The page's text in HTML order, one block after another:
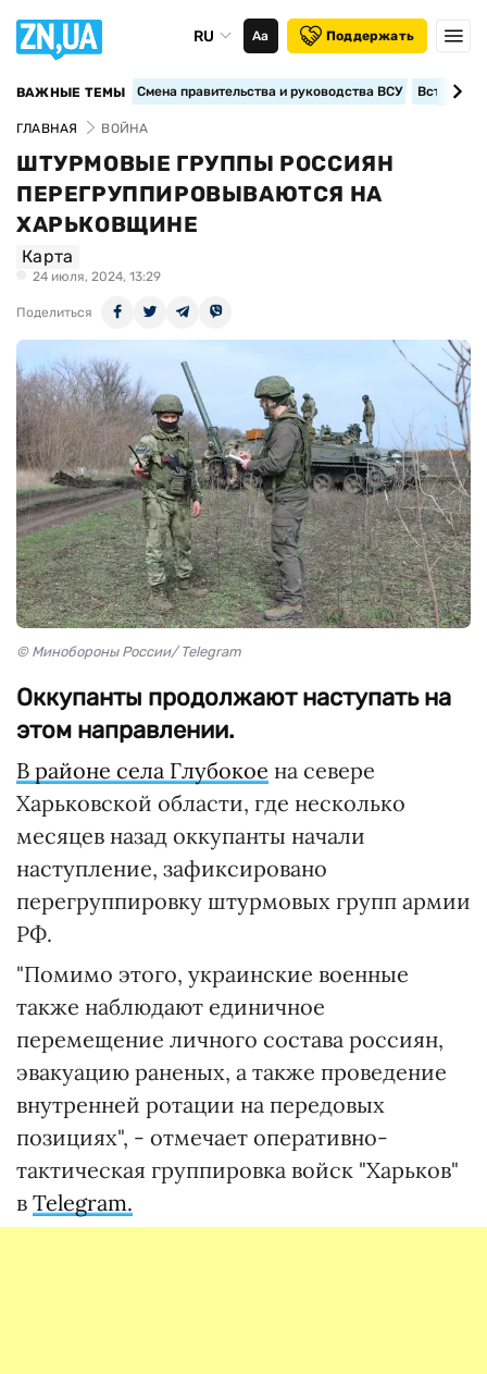
RU Аа Поддержать
ВАЖНЫЕ ТЕМЫ Смена правительства и руководства ВСУ
ГЛАВНАЯ ВОЙНА
ШТУРМОВЫЕ ГРУППЫ РОССИЯН
ПЕРЕГРУППИРОВЫВАЮТСЯ НА
ХАРЬКОВЩИНЕ
Карта
24 июля, 2024, 13:29
Поделиться
© Минобороны России/ Telegram
Оккупанты продолжают наступать на
этом направлении.
В районе села Глубокое на севере
Харьковской области, где несколько
месяцев назад оккупанты начали
наступление, зафиксировано
перегруппировку штурмовых групп армии
РФ.
"Помимо этого, украинские военные
также наблюдают единичное
перемещение личного состава россиян,
эвакуацию раненых, а также проведение
внутренней ротации на передовых
позициях", - отмечает оперативно-
тактическая группировка войск "Харьков"
в Telegram.